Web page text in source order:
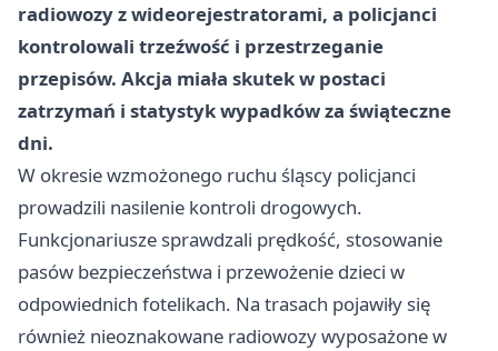
radiowozy z wideorejestratorami, a policjanci
kontrolowali trzeźwość i przestrzeganie
przepisów. Akcja miała skutek w postaci
zatrzymań i statystyk wypadków za świąteczne
dni.
W okresie wzmożonego ruchu śląscy policjanci
prowadzili nasilenie kontroli drogowych.
Funkcjonariusze sprawdzali prędkość, stosowanie
pasów bezpieczeństwa i przewożenie dzieci w
odpowiednich fotelikach. Na trasach pojawiły się
również nieoznakowane radiowozy wyposażone w